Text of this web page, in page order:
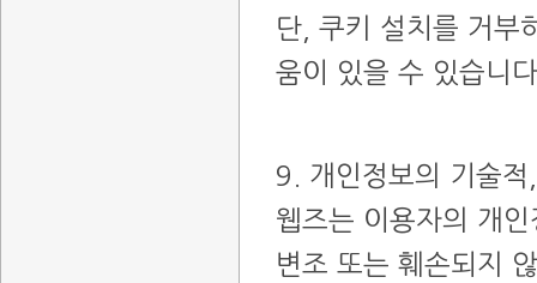
단, 쿠키 설치를 거부
움이 있을 수 있습니
9. 개인정보의 기술
웹즈는 이용자의 개
변조 또는 훼손되지